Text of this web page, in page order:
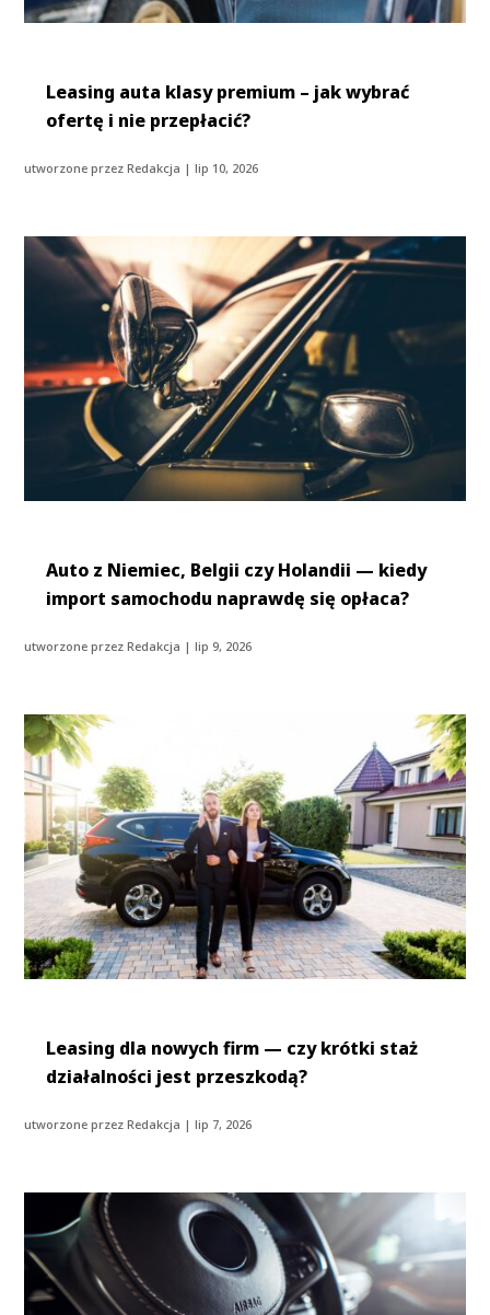
Leasing auta klasy premium – jak wybrać
ofertę i nie przepłacić?
utworzone przezRedakcja |lip 10, 2026
Auto z Niemiec, Belgii czy Holandii — kiedy
import samochodu naprawdę się opłaca?
utworzone przezRedakcja |lip 9, 2026
Leasing dla nowych firm — czy krótki staż
działalności jest przeszkodą?
utworzone przezRedakcja |lip 7, 2026